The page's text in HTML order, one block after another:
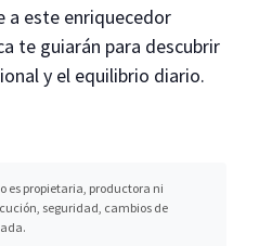
a este enriquecedor
te guiarán para descubrir
y el equilibrio diario.
es propietaria, productora ni
seguridad, cambios de